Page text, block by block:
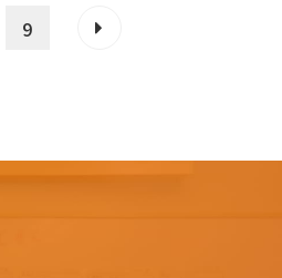
9